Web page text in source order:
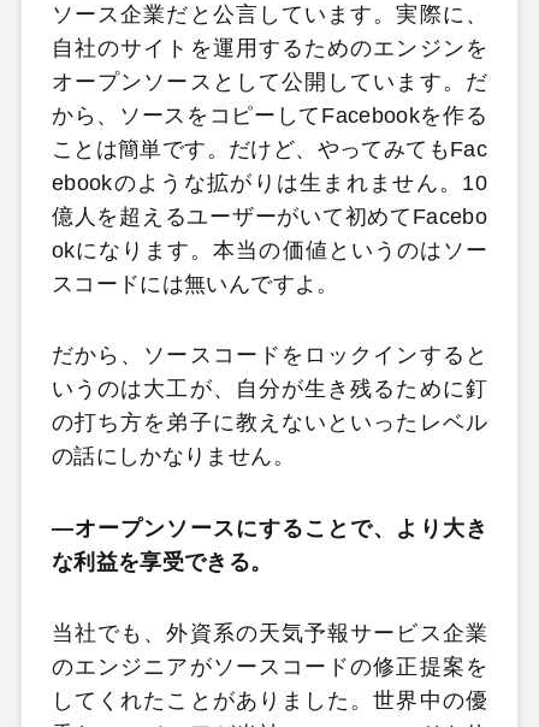
ソース企業だと公言しています。実際に、
自社のサイトを運用するためのエンジンを
オープンソースとして公開しています。だ
から、ソースをコピーしてFacebookを作る
ことは簡単です。だけど、やってみてもFac
ebookのような拡がりは生まれません。10
億人を超えるユーザーがいて初めてFacebo
okになります。本当の価値というのはソー
スコードには無いんですよ。
だから、ソースコードをロックインすると
いうのは大工が、自分が生き残るために釘
の打ち方を弟子に教えないといったレベル
の話にしかなりません。
―オープンソースにすることで、より大き
な利益を享受できる。
当社でも、外資系の天気予報サービス企業
のエンジニアがソースコードの修正提案を
してくれたことがありました。世界中の優